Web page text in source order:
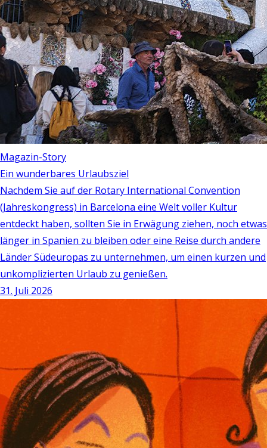
Magazin-Story
Ein wunderbares Urlaubsziel
Nachdem Sie auf der Rotary International Convention
(Jahreskongress) in Barcelona eine Welt voller Kultur
entdeckt haben, sollten Sie in Erwägung ziehen, noch etwas
länger in Spanien zu bleiben oder eine Reise durch andere
Länder Südeuropas zu unternehmen, um einen kurzen und
unkomplizierten Urlaub zu genießen.
31. Juli 2026